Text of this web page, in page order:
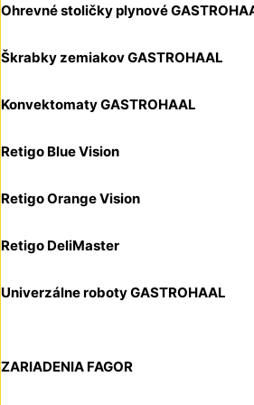
Ohrevné stoličky plynové
Škrabky zemiakov GASTROHAAL
Konvektomaty GASTROHAAL
Retigo Blue Vision
Retigo Orange Vision
Retigo DeliMaster
Univerzálne roboty GASTROHAAL
ZARIADENIA FAGOR